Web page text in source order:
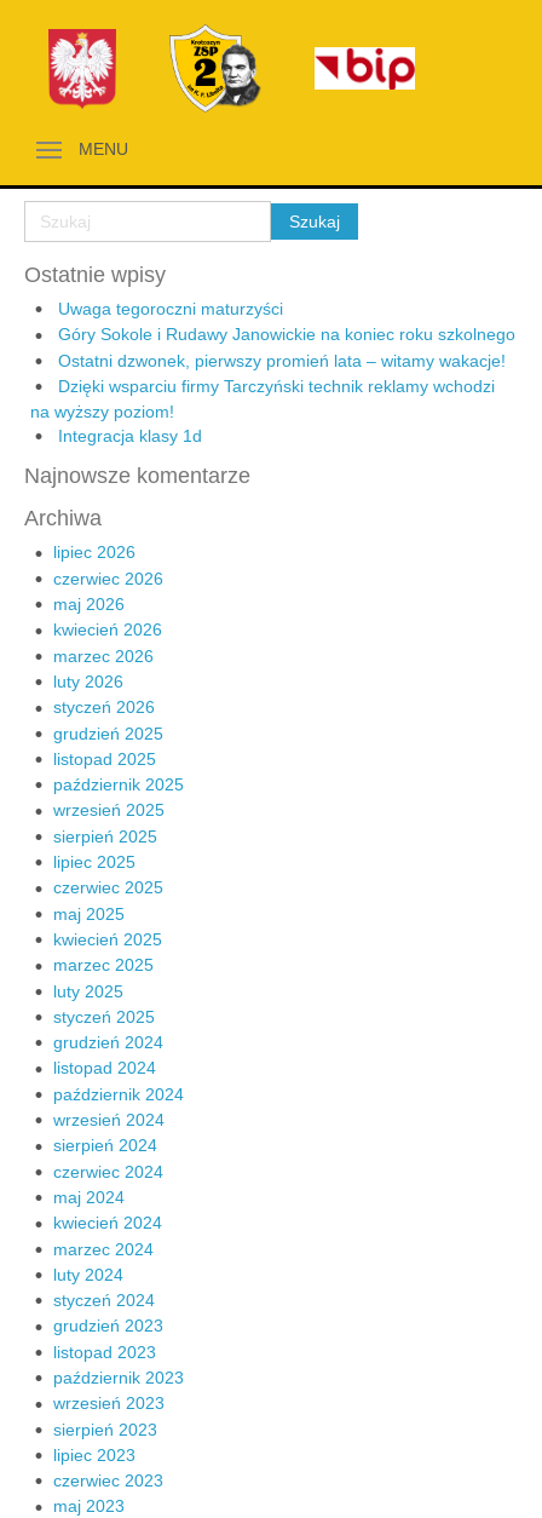
MENU
Ostatnie wpisy
Uwaga tegoroczni maturzyści
Góry Sokole i Rudawy Janowickie na koniec roku szkolnego
Ostatni dzwonek, pierwszy promień lata – witamy wakacje!
Dzięki wsparciu firmy Tarczyński technik reklamy wchodzi
na wyższy poziom!
Integracja klasy 1d
Najnowsze komentarze
Archiwa
lipiec 2026
czerwiec 2026
maj 2026
kwiecień 2026
marzec 2026
luty 2026
styczeń 2026
grudzień 2025
listopad 2025
październik 2025
wrzesień 2025
sierpień 2025
lipiec 2025
czerwiec 2025
maj 2025
kwiecień 2025
marzec 2025
luty 2025
styczeń 2025
grudzień 2024
listopad 2024
październik 2024
wrzesień 2024
sierpień 2024
czerwiec 2024
maj 2024
kwiecień 2024
marzec 2024
luty 2024
styczeń 2024
grudzień 2023
listopad 2023
październik 2023
wrzesień 2023
sierpień 2023
lipiec 2023
czerwiec 2023
maj 2023